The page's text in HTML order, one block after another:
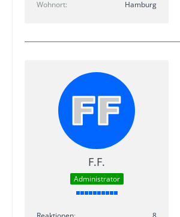
Wohnort
Hamburg
F.F.
Administrator